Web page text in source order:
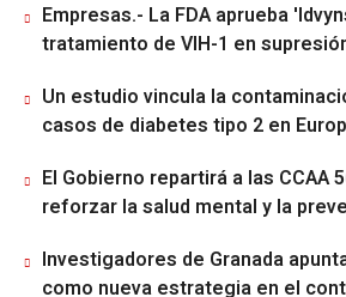
Empresas.- La FDA aprueba
tratamiento de VIH-1 en
Un estudio vincula la
casos de diabetes tipo 2 en
El Gobierno repartirá a las CCAA
reforzar la salud mental y la
Investigadores de Granada
como nueva estrategia en el